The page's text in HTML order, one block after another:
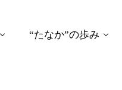
“たなか”の歩み